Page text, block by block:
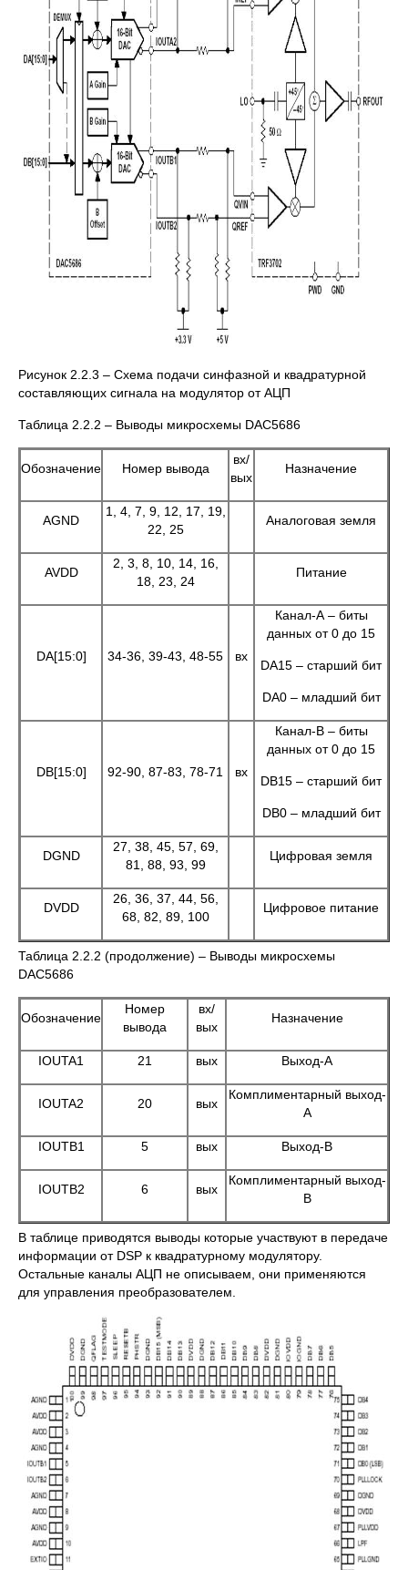
Рисунок 2.2.3 – Схема подачи синфазной и квадратурной
составляющих сигнала на модулятор от АЦП
Таблица 2.2.2 – Выводы микросхемы DAC5686
Обозначение Номер вывода
вх/
вых
Назначение
AGND
1, 4, 7, 9, 12, 17, 19,
22, 25
Аналоговая земля
AVDD
2, 3, 8, 10, 14, 16,
18, 23, 24
Питание
DA[15:0] 34-36, 39-43, 48-55 вх
Канал-А – биты
данных от 0 до 15
DA15 – старший бит
DA0 – младший бит
DB[15:0] 92-90, 87-83, 78-71 вх
Канал-В – биты
данных от 0 до 15
DB15 – старший бит
DB0 – младший бит
DGND
27, 38, 45, 57, 69,
81, 88, 93, 99
Цифровая земля
DVDD
26, 36, 37, 44, 56,
68, 82, 89, 100
Цифровое питание
Таблица 2.2.2 (продолжение) – Выводы микросхемы
DAC5686
Обозначение
Номер
вывода
вх/
вых
Назначение
IOUTA1 21 вых Выход-А
IOUTA2 20 вых
Комплиментарный выход-
А
IOUTB1 5 вых Выход-B
IOUTB2 6 вых
Комплиментарный выход-
B
В таблице приводятся выводы которые участвуют в передаче
информации от DSP к квадратурному модулятору.
Остальные каналы АЦП не описываем, они применяются
для управления преобразователем.